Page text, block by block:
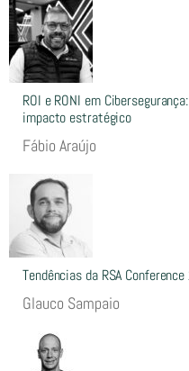
ROI e RONI em
impacto estratégico
Fábio Araújo
Tendências da RSA
Glauco Sampaio